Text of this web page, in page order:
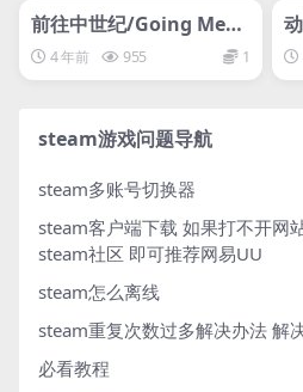
svip专属
前往中世纪/Going Medi
eval4 年前 955 1
steam游戏问题导航
steam多账号切换器
steam客户端下载 如果打不开网
steam社区 即可推荐网易UU
steam怎么离线
steam重复次数过多解决办法 解
必看教程